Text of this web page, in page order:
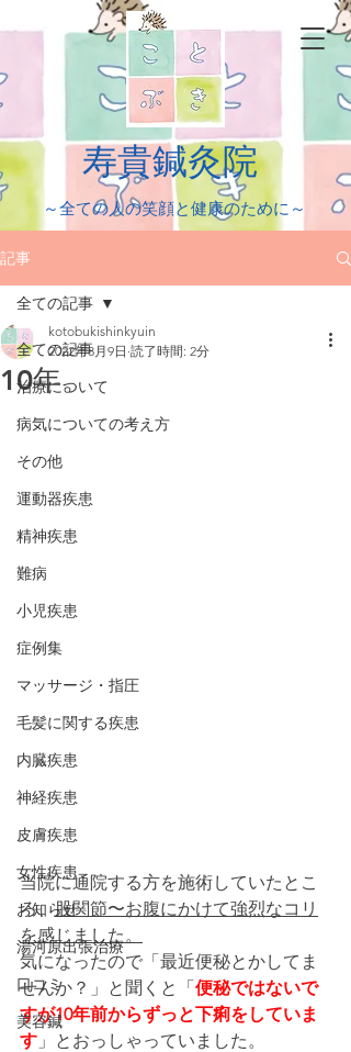
​寿貴鍼灸院
​～全ての人の笑顔と健康のために～
記事
全ての記事
治療について
病気についての考え方
その他
運動器疾患
精神疾患
難病
小児疾患
症例集
マッサージ・指圧
毛髪に関する疾患
内臓疾患
神経疾患
皮膚疾患
女性疾患
お知らせ
湯河原出張治療
口コミ
美容鍼
全ての記事
10年。
kotobukishinkyuin
2022年8月9日 読了時間: 2分
当院に通院する方を施術していたとこ
ろ、股関節〜お腹にかけて強烈なコリ
を感じました。
気になったので「最近便秘とかしてま
せんか？」と聞くと「便秘ではないで
すが10年前からずっと下痢をしていま
す 」とおっしゃっていました。